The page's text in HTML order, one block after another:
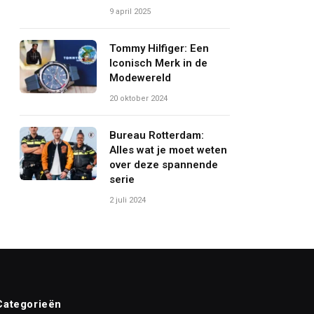
9 april 2025
Tommy Hilfiger: Een
Iconisch Merk in de
Modewereld
20 oktober 2024
Bureau Rotterdam:
Alles wat je moet weten
over deze spannende
serie
2 juli 2024